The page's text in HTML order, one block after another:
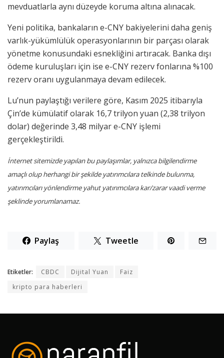
mevduatlarla aynı düzeyde koruma altına alınacak.
Yeni politika, bankaların e-CNY bakiyelerini daha geniş
varlık-yükümlülük operasyonlarının bir parçası olarak
yönetme konusundaki esnekliğini artıracak. Banka dışı
ödeme kuruluşları için ise e-CNY rezerv fonlarına %100
rezerv oranı uygulanmaya devam edilecek.
Lu’nun paylaştığı verilere göre, Kasım 2025 itibarıyla
Çin’de kümülatif olarak 16,7 trilyon yuan (2,38 trilyon
dolar) değerinde 3,48 milyar e-CNY işlemi
gerçekleştirildi.
İnternet sitemizde yapılan bu paylaşımlar, yalnızca bilgilendirme
amaçlı olup herhangi bir şekilde yatırımcılara telkinde bulunma,
yatırımcıları yönlendirme yahut yatırımcılara kar/zarar vaadi verme
şeklinde yorumlanamaz.
Paylaş Tweetle
Etiketler: CBDC Dijital Yuan
Faiz
kripto para haberleri